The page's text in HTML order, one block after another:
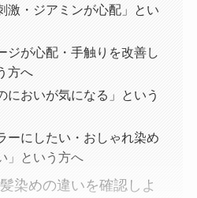
激・ジアミンが心配」とい
ジが心配・手触りを改善し
方へ
においが気になる」という
ーにしたい・おしゃれ染め
」という方へ
染めの違いを確認しよ